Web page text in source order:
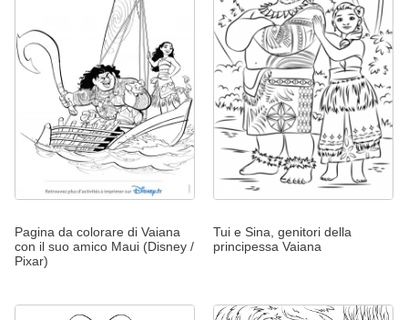
Pagina da colorare di Vaiana
con il suo amico Maui (Disney /
Pixar)
Tui e Sina, genitori della
principessa Vaiana